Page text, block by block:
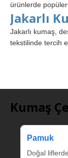
ürünlerde
Jakarlı
Jakarlı kumaş,
tekstilinde tercih
Kumaş
Pamuk
Doğal